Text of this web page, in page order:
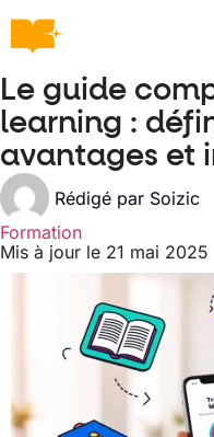
Le guide
learning :
avantages et
Rédigé par Soizic
Formation
Mis à jour le 21 mai 2025